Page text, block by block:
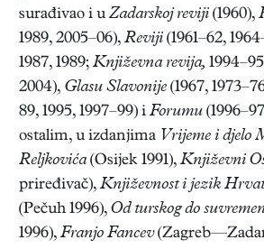
surađivao i u Zadarskoj reviji (1960),
1989, 2005–06), Reviji (1961–62,
1987, 1989; Književna revija,
2004), Glasu Slavonije (1967,
89, 1995, 1997–99) i Forumu
ostalim, u izdanjima Vrijeme i djelo
Reljkovića(Osijek 1991), Književni
priređivač), Književnost i jezik
(Pečuh 1996), Od turskog do
1996), Franjo Fancev(Zagreb—Zadar